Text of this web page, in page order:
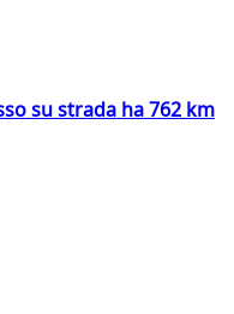
su strada ha 762 km